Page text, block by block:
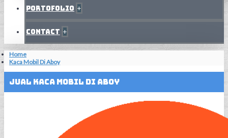
Portofolio +
Contact +
Home
Kaca Mobil Di Aboy
Jual Kaca Mobil Di Aboy